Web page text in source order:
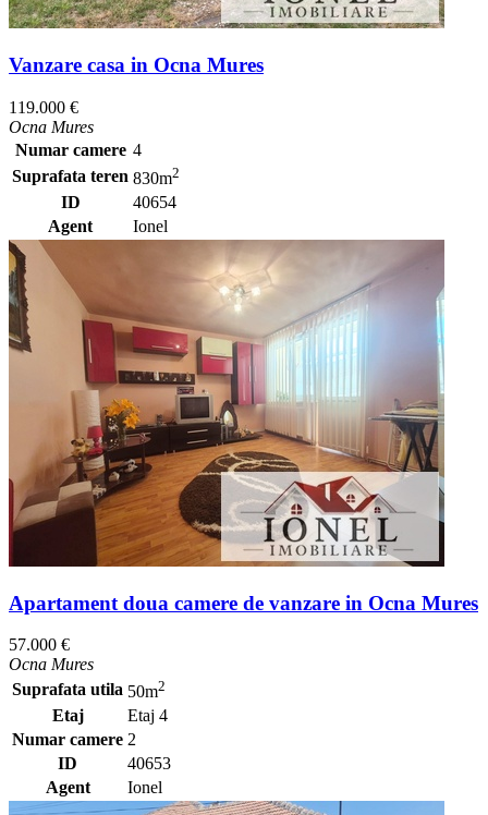
Vanzare casa in Ocna Mures
119.000 €
Ocna Mures
Numar camere 4
Suprafata teren 830m2
ID
40654
Agent
Ionel
Apartament doua camere de vanzare in Ocna Mures
57.000 €
Ocna Mures
Suprafata utila 50m2
Etaj
Etaj 4
Numar camere 2
ID
40653
Agent
Ionel